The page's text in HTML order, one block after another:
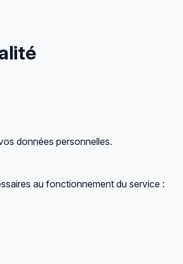
données personnelles.
au fonctionnement du service :